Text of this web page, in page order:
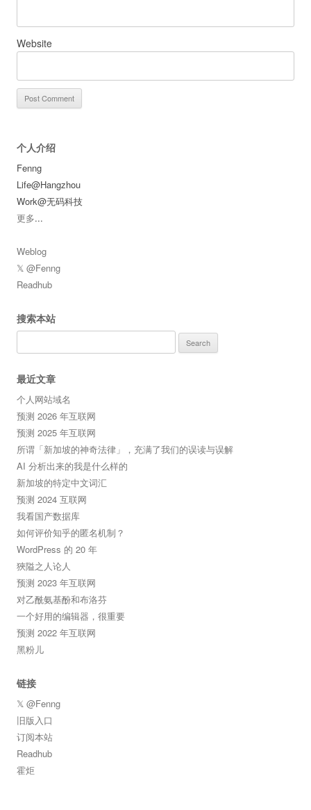
Website
个人介绍
Fenng
Life@Hangzhou
Work@无码科技
更多...
Weblog
𝕏 @Fenng
Readhub
搜索本站
for:
最近文章
个人网站域名
预测 2026 年互联网
预测 2025 年互联网
所谓「新加坡的神奇法律」，充满了我们的误读与误解
AI 分析出来的我是什么样的
新加坡的特定中文词汇
预测 2024 互联网
我看国产数据库
如何评价知乎的匿名机制？
WordPress 的 20 年
狹隘之人论人
预测 2023 年互联网
对乙酰氨基酚和布洛芬
一个好用的编辑器，很重要
预测 2022 年互联网
黑粉儿
链接
𝕏 @Fenng
旧版入口
订阅本站
Readhub
霍炬